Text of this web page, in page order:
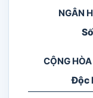
NGÂN
CỘNG
Độc